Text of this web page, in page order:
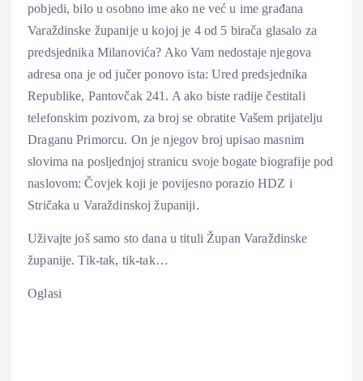
pobjedi, bilo u osobno ime ako ne već u ime građana
Varaždinske županije u kojoj je 4 od 5 birača glasalo za
predsjednika Milanovića? Ako Vam nedostaje njegova
adresa ona je od jučer ponovo ista: Ured predsjednika
Republike, Pantovčak 241. A ako biste radije čestitali
telefonskim pozivom, za broj se obratite Vašem prijatelju
Draganu Primorcu. On je njegov broj upisao masnim
slovima na posljednjoj stranicu svoje bogate biografije pod
naslovom: Čovjek koji je povijesno porazio HDZ i
Stričaka u Varaždinskoj županiji.
Uživajte još samo sto dana u tituli Župan Varaždinske
županije. Tik-tak, tik-tak…
Oglasi